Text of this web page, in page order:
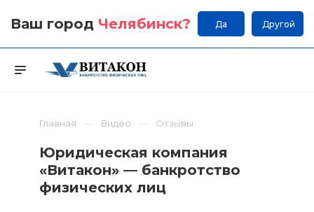
Ваш город Челябинск? Да Другой
Главная Видео Отзывы
Юридическая компания
«Витакон» — банкротство
физических лиц